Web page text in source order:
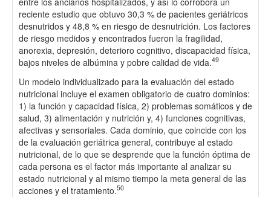
reciente estudio que obtuvo 30,3 % de pacientes geriátricos
desnutridos y 48,8 % en riesgo de desnutrición. Los factores
de riesgo medidos y encontrados fueron la fragilidad,
anorexia, depresión, deterioro cognitivo, discapacidad física,
bajos niveles de albúmina y pobre calidad de vida.49
Un modelo individualizado para la evaluación del estado
nutricional incluye el examen obligatorio de cuatro dominios:
1) la función y capacidad física, 2) problemas somáticos y de
salud, 3) alimentación y nutrición y, 4) funciones cognitivas,
afectivas y sensoriales. Cada dominio, que coincide con los
de la evaluación geriátrica general, contribuye al estado
nutricional, de lo que se desprende que la función óptima de
cada persona es el factor más importante al analizar su
estado nutricional y al mismo tiempo la meta general de las
acciones y el tratamiento.50